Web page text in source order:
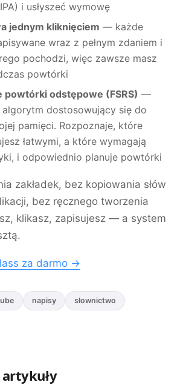
i usłyszeć wymowę
jednym kliknięciem — każde
wraz z pełnym zdaniem i
pochodzi, więc zawsze masz
powtórki
powtórki odstępowe (FSRS) —
dostosowujący się do
pamięci. Rozpoznaje, które
łatwymi, a które wymagają
i odpowiednio planuje powtórki
zakładek, bez kopiowania słów
bez ręcznego tworzenia
klikasz, zapisujesz — a system
za darmo ->
napisy słownictwo